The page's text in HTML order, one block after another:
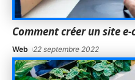
Comment créer un site
Web 22 septembre 2022